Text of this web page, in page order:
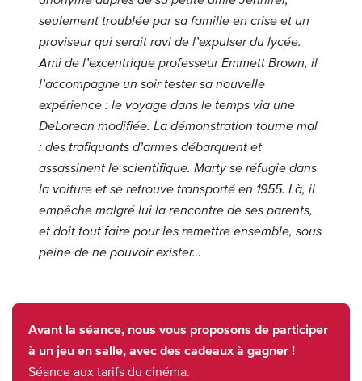
seulement troublée par sa famille en crise et un
proviseur qui serait ravi de l’expulser du lycée.
Ami de l’excentrique professeur Emmett Brown, il
l’accompagne un soir tester sa nouvelle
expérience : le voyage dans le temps via une
DeLorean modifiée. La démonstration tourne mal
: des trafiquants d’armes débarquent et
assassinent le scientifique. Marty se réfugie dans
la voiture et se retrouve transporté en 1955. Là, il
empêche malgré lui la rencontre de ses parents,
et doit tout faire pour les remettre ensemble, sous
peine de ne pouvoir exister…
Avant la séance, nous vous proposons de participer
à un jeu en salle, avec des cadeaux à gagner !
Séance aux tarifs du cinéma.